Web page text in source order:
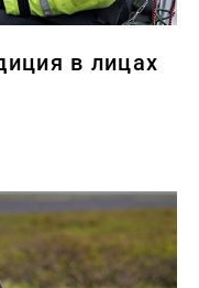
в лицах